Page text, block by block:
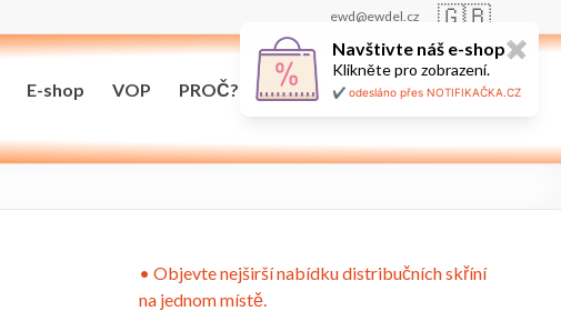
ewd@ewdel.cz 🇬🇧
E-shop VOP PROČ? Maloobchodní prodej
• Objevte nejširší nabídku distribučních skříní
na jednom místě.
Navštivte náš e-shop✖
Klikněte pro zobrazení.
✔️ odesláno přes NOTIFIKAČKA.CZ